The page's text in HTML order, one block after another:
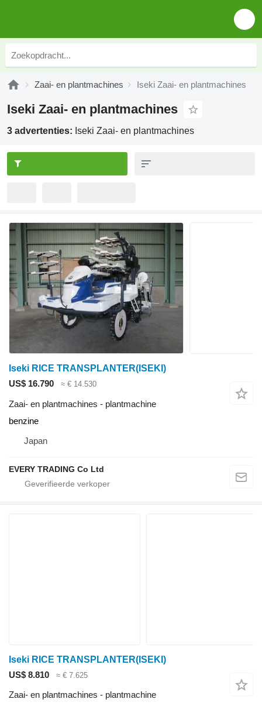
Zaai- en plantmachines Iseki Zaai- en plantmachines
Iseki Zaai- en plantmachines
3 advertenties: Iseki Zaai- en plantmachines
Iseki RICE TRANSPLANTER(ISEKI)
US$ 16.790
≈ € 14.530
Zaai- en plantmachines - plantmachine
benzine
Japan
EVERY TRADING Co Ltd
Iseki RICE TRANSPLANTER(ISEKI)
US$ 8.810
≈ € 7.625
Zaai- en plantmachines - plantmachine